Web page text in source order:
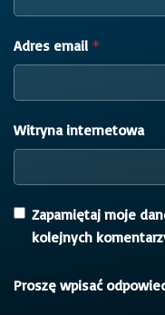
Adres email *
Witryna internetowa
Zapamiętaj moje
kolejnych
Proszę wpisać